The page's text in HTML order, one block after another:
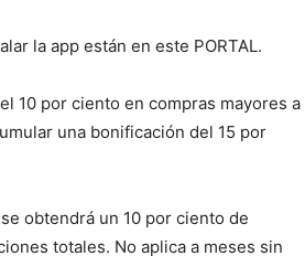
la app están en este PORTAL.
10 por ciento en compras mayores a
una bonificación del 15 por
obtendrá un 10 por ciento de
totales. No aplica a meses sin